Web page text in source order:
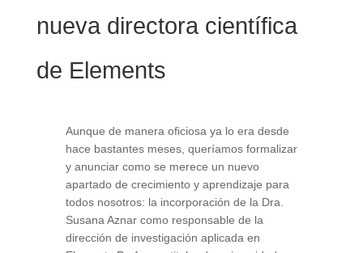
nueva directora científica
de Elements
Aunque de manera oficiosa ya lo era desde
hace bastantes meses, queríamos formalizar
y anunciar como se merece un nuevo
apartado de crecimiento y aprendizaje para
todos nosotros: la incorporación de la Dra.
Susana Aznar como responsable de la
dirección de investigación aplicada en